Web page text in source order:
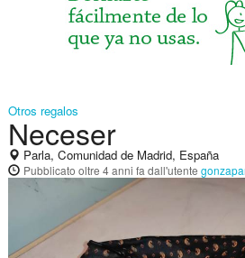
Otros regalos
Neceser
Parla, Comunidad de Madrid, España
Pubblicato oltre 4 anni fa dall'utente